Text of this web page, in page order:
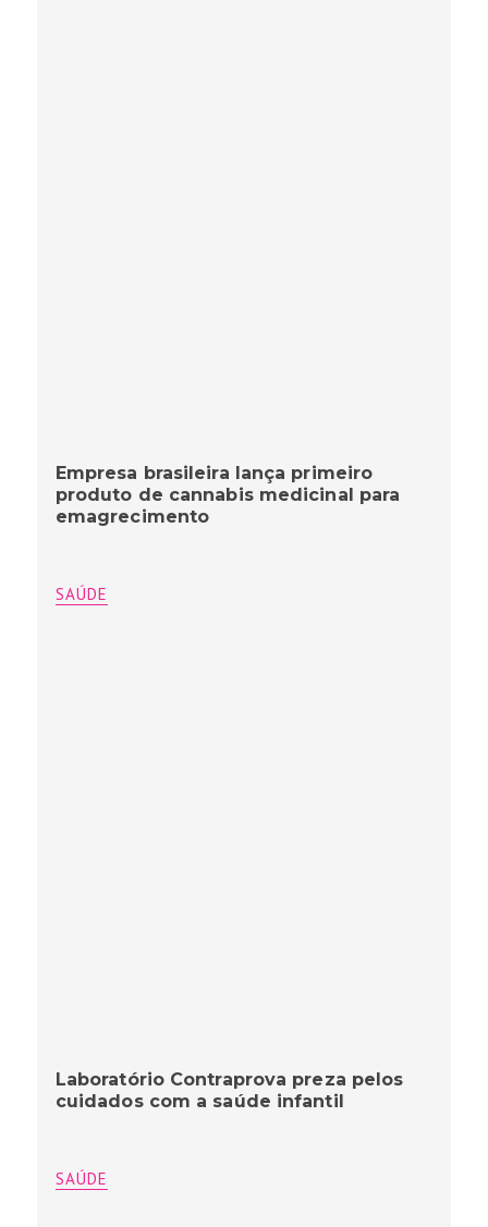
Empresa brasileira lança primeiro
produto de cannabis medicinal para
emagrecimento
SAÚDE
Laboratório Contraprova preza pelos
cuidados com a saúde infantil
SAÚDE